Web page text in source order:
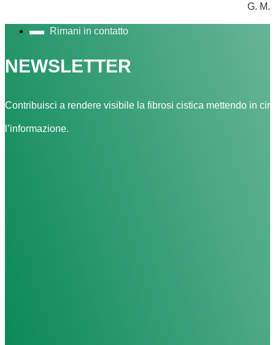
G. M.
Rimani in contatto
NEWSLETTER
Contribuisci a rendere visibile la fibrosi cistica mettendo in
l’informazione.